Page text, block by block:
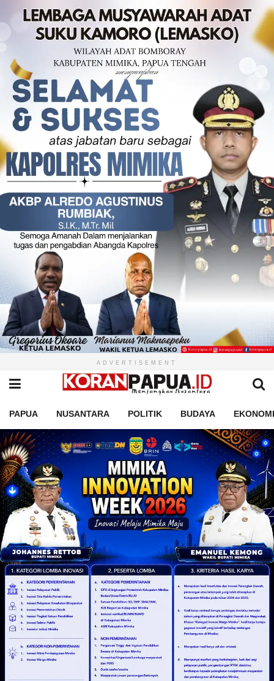
ADVERTISEMENT
PAPUA NUSANTARA POLITIK BUDAYA EKONOMI